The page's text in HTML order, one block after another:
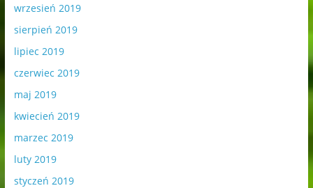
wrzesień 2019
sierpień 2019
lipiec 2019
czerwiec 2019
maj 2019
kwiecień 2019
marzec 2019
luty 2019
styczeń 2019